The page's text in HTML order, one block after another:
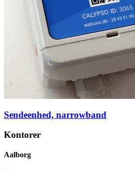
Sendeenhed, narrowband
Kontorer
Aalborg